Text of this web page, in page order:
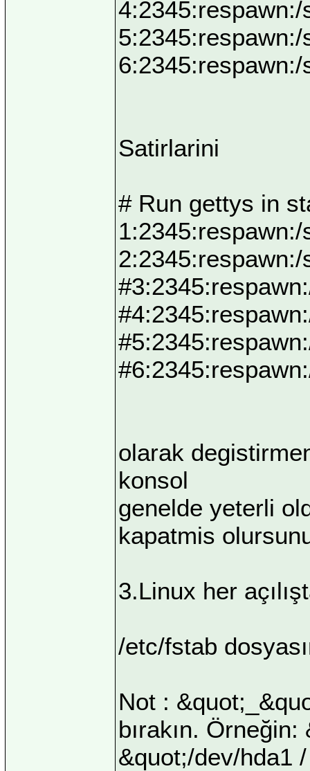
Satirlarini
# Run gettys in
olarak
konsol
genelde yeterli
kapatmis
3.Linux her
/etc/fstab
Not :
bırakın.
&quot;/dev/hda1